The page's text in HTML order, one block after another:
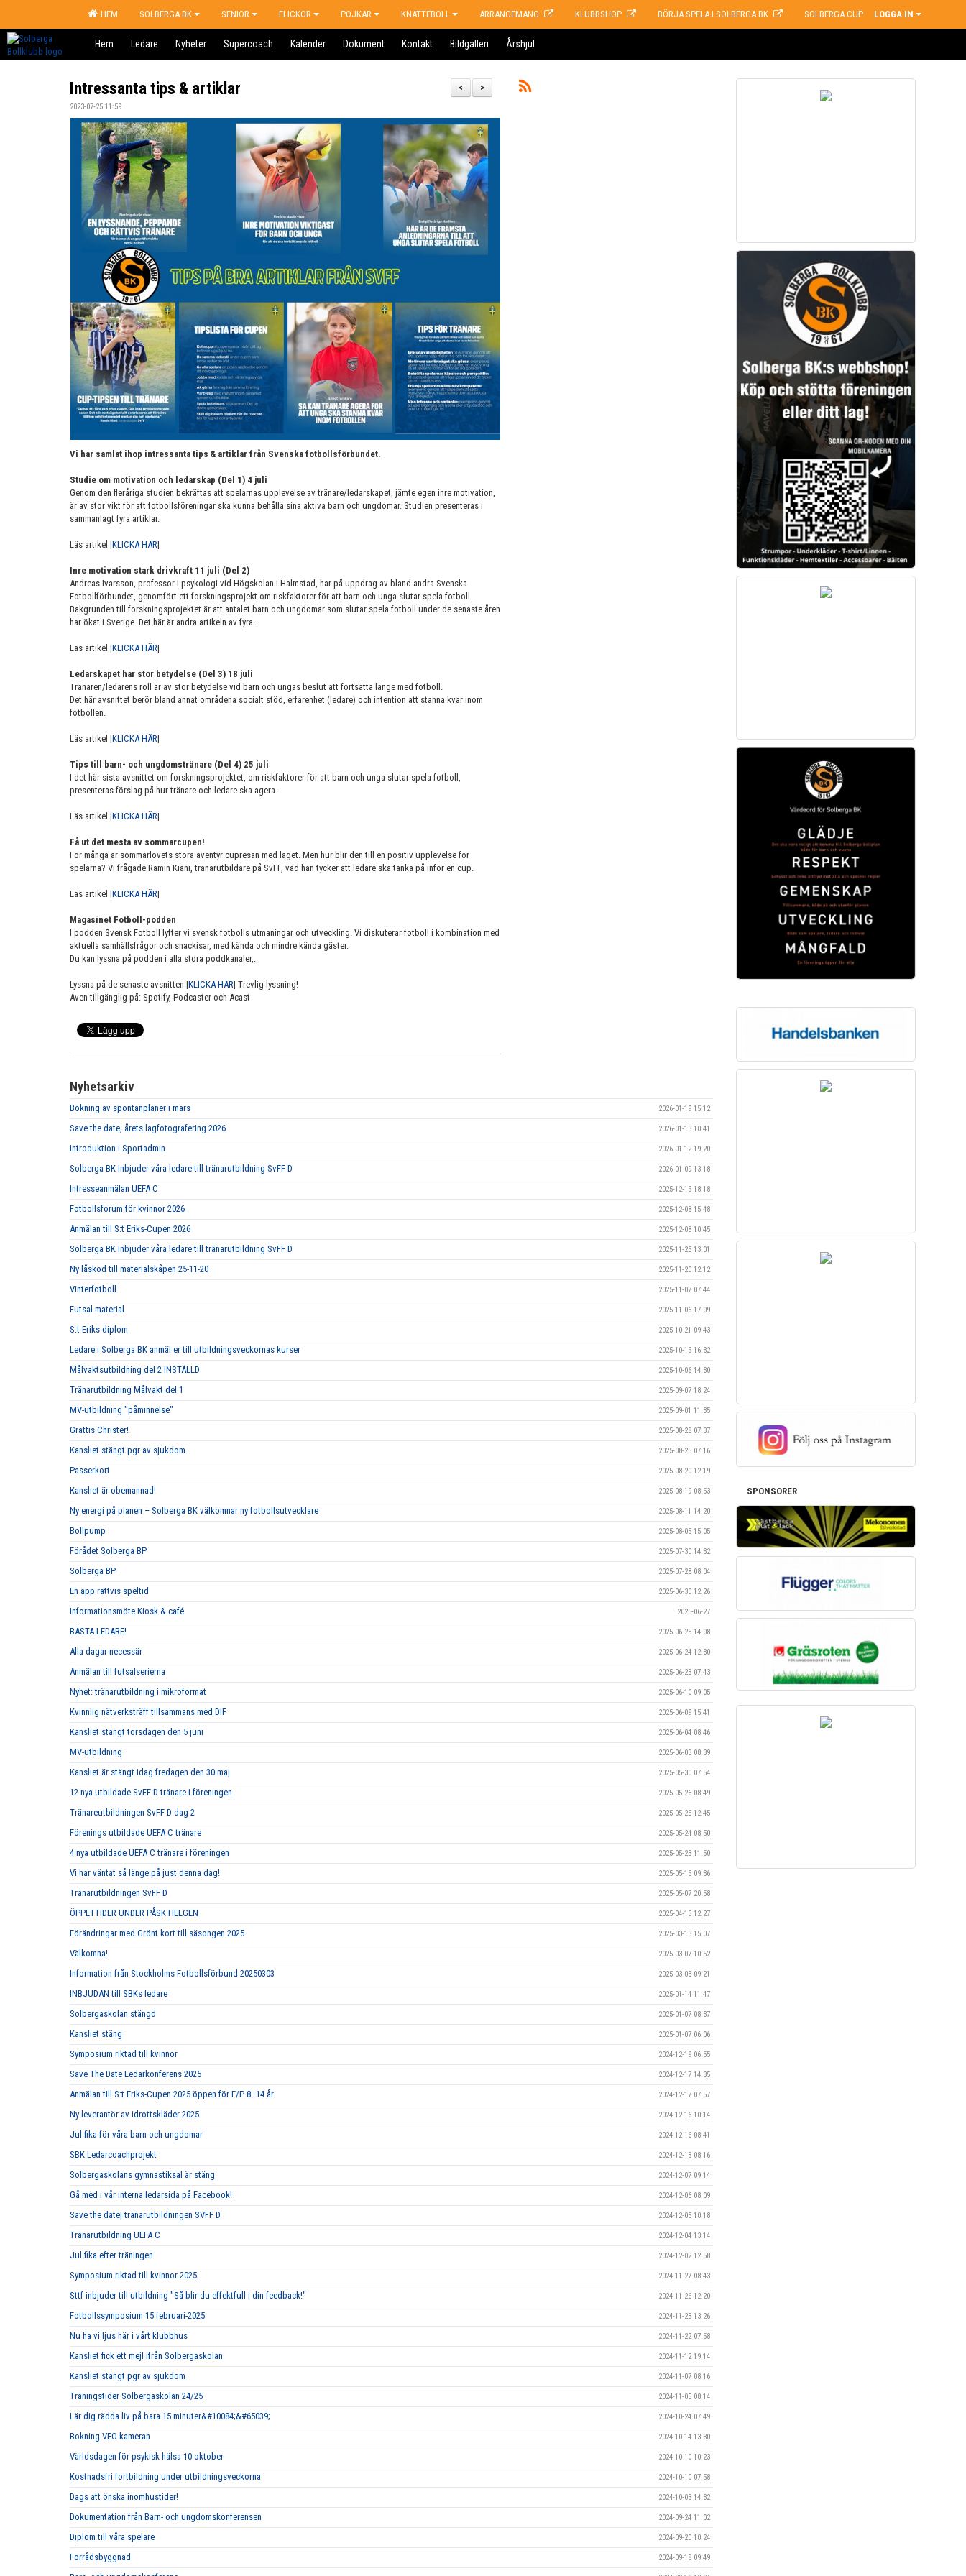
HEM SOLBERGA BK SENIOR FLICKOR POJKAR KNATTEBOLL ARRANGEMANG KLUBBSHOP BÖRJA SPELA I SOLBERGA BK SOLBERGA CUP LOGGA IN
Hem Ledare Nyheter Supercoach Kalender Dokument Kontakt Bildgalleri Årshjul
>
<
Intressanta tips & artiklar
2023-07-25 11:59
Vi har samlat ihop intressanta tips & artiklar från Svenska fotbollsförbundet.
Studie om motivation och ledarskap (Del 1) 4 juli
Genom den fleråriga studien bekräftas att spelarnas upplevelse av tränare/ledarskapet, jämte egen inre motivation,
är av stor vikt för att fotbollsföreningar ska kunna behålla sina aktiva barn och ungdomar. Studien presenteras i
sammanlagt fyra artiklar.
Läs artikel |KLICKA HÄR|
Inre motivation stark drivkraft 11 juli (Del 2)
Andreas Ivarsson, professor i psykologi vid Högskolan i Halmstad, har på uppdrag av bland andra Svenska
Fotbollförbundet, genomfört ett forskningsprojekt om riskfaktorer för att barn och unga slutar spela fotboll.
Bakgrunden till forskningsprojektet är att antalet barn och ungdomar som slutar spela fotboll under de senaste åren
har ökat i Sverige. Det här är andra artikeln av fyra.
Läs artikel |KLICKA HÄR|
Ledarskapet har stor betydelse (Del 3) 18 juli
Tränaren/ledarens roll är av stor betydelse vid barn och ungas beslut att fortsätta länge med fotboll.
Det här avsnittet berör bland annat områdena socialt stöd, erfarenhet (ledare) och intention att stanna kvar inom
fotbollen.
Läs artikel |KLICKA HÄR|
Tips till barn- och ungdomstränare (Del 4) 25 juli
I det här sista avsnittet om forskningsprojektet, om riskfaktorer för att barn och unga slutar spela fotboll,
presenteras förslag på hur tränare och ledare ska agera.
Läs artikel |KLICKA HÄR|
Få ut det mesta av sommarcupen!
För många är sommarlovets stora äventyr cupresan med laget. Men hur blir den till en positiv upplevelse för
spelarna? Vi frågade Ramin Kiani, tränarutbildare på SvFF, vad han tycker att ledare ska tänka på inför en cup.
Läs artikel |KLICKA HÄR|
Magasinet Fotboll-podden
I podden Svensk Fotboll lyfter vi svensk fotbolls utmaningar och utveckling. Vi diskuterar fotboll i kombination med
aktuella samhällsfrågor och snackisar, med kända och mindre kända gäster.
Du kan lyssna på podden i alla stora poddkanaler,.
Lyssna på de senaste avsnitten |KLICKA HÄR| Trevlig lyssning!
Även tillgänglig på: Spotify, Podcaster och Acast
Nyhetsarkiv
Bokning av spontanplaner i mars 2026-01-19 15:12
Save the date, årets lagfotografering 2026 2026-01-13 10:41
Introduktion i Sportadmin 2026-01-12 19:20
Solberga BK Inbjuder våra ledare till tränarutbildning SvFF D 2026-01-09 13:18
Intresseanmälan UEFA C 2025-12-15 18:18
Fotbollsforum för kvinnor 2026 2025-12-08 15:48
Anmälan till S:t Eriks-Cupen 2026 2025-12-08 10:45
Solberga BK Inbjuder våra ledare till tränarutbildning SvFF D 2025-11-25 13:01
Ny låskod till materialskåpen 25-11-20 2025-11-20 12:12
Vinterfotboll 2025-11-07 07:44
Futsal material 2025-11-06 17:09
S:t Eriks diplom 2025-10-21 09:43
Ledare i Solberga BK anmäl er till utbildningsveckornas kurser 2025-10-15 16:32
Målvaktsutbildning del 2 INSTÄLLD 2025-10-06 14:30
Tränarutbildning Målvakt del 1 2025-09-07 18:24
MV-utbildning "påminnelse" 2025-09-01 11:35
Grattis Christer! 2025-08-28 07:37
Kansliet stängt pgr av sjukdom 2025-08-25 07:16
Passerkort 2025-08-20 12:19
Kansliet är obemannad! 2025-08-19 08:53
Ny energi på planen – Solberga BK välkomnar ny fotbollsutvecklare 2025-08-11 14:20
Bollpump 2025-08-05 15:05
Förådet Solberga BP 2025-07-30 14:32
Solberga BP 2025-07-28 08:04
En app rättvis speltid 2025-06-30 12:26
Informationsmöte Kiosk & café 2025-06-27
BÄSTA LEDARE! 2025-06-25 14:08
Alla dagar necessär 2025-06-24 12:30
Anmälan till futsalserierna 2025-06-23 07:43
Nyhet: tränarutbildning i mikroformat 2025-06-10 09:05
Kvinnlig nätverksträff tillsammans med DIF 2025-06-09 15:41
Kansliet stängt torsdagen den 5 juni 2025-06-04 08:46
MV-utbildning 2025-06-03 08:39
Kansliet är stängt idag fredagen den 30 maj 2025-05-30 07:54
12 nya utbildade SvFF D tränare i föreningen 2025-05-26 08:49
Tränareutbildningen SvFF D dag 2 2025-05-25 12:45
Förenings utbildade UEFA C tränare 2025-05-24 08:50
4 nya utbildade UEFA C tränare i föreningen 2025-05-23 11:50
Vi har väntat så länge på just denna dag! 2025-05-15 09:36
Tränarutbildningen SvFF D 2025-05-07 20:58
ÖPPETTIDER UNDER PÅSK HELGEN 2025-04-15 12:27
Förändringar med Grönt kort till säsongen 2025 2025-03-13 15:07
Välkomna! 2025-03-07 10:52
Information från Stockholms Fotbollsförbund 20250303 2025-03-03 09:21
INBJUDAN till SBKs ledare 2025-01-14 11:47
Solbergaskolan stängd 2025-01-07 08:37
Kansliet stäng 2025-01-07 06:06
Symposium riktad till kvinnor 2024-12-19 06:55
Save The Date Ledarkonferens 2025 2024-12-17 14:35
Anmälan till S:t Eriks-Cupen 2025 öppen för F/P 8–14 år 2024-12-17 07:57
Ny leverantör av idrottskläder 2025 2024-12-16 10:14
Jul fika för våra barn och ungdomar 2024-12-16 08:41
SBK Ledarcoachprojekt 2024-12-13 08:16
Solbergaskolans gymnastiksal är stäng 2024-12-07 09:14
Gå med i vår interna ledarsida på Facebook! 2024-12-06 08:09
Save the date| tränarutbildningen SVFF D 2024-12-05 10:18
Tränarutbildning UEFA C 2024-12-04 13:14
Jul fika efter träningen 2024-12-02 12:58
Symposium riktad till kvinnor 2025 2024-11-27 08:43
Sttf inbjuder till utbildning "Så blir du effektfull i din feedback!" 2024-11-26 12:20
Fotbollssymposium 15 februari-2025 2024-11-23 13:26
Nu ha vi ljus här i vårt klubbhus 2024-11-22 07:58
Kansliet fick ett mejl ifrån Solbergaskolan 2024-11-12 19:14
Kansliet stängt pgr av sjukdom 2024-11-07 08:16
Träningstider Solbergaskolan 24/25 2024-11-05 08:14
Lär dig rädda liv på bara 15 minuter&#10084;&#65039; 2024-10-24 07:49
Bokning VEO-kameran 2024-10-14 13:30
Världsdagen för psykisk hälsa 10 oktober 2024-10-10 10:23
Kostnadsfri fortbildning under utbildningsveckorna 2024-10-10 07:58
Dags att önska inomhustider! 2024-10-03 14:32
Dokumentation från Barn- och ungdomskonferensen 2024-09-24 11:02
Diplom till våra spelare 2024-09-20 10:24
Förrådsbyggnad 2024-09-18 09:49
SPONSORER